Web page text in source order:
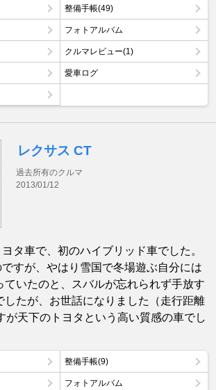
整備手帳(49)
フォトアルバム
クルマレビュー(1)
愛車ログ
レクサス CT
過去所有のクルマ
2013/01/12
タ車で、初のハイブリッド車でした。
すが、やはり雪国で冬場遊ぶ自分には
ていたのと、スバルが忘れられず手放す
したが、お世話になりました（走行距離
が天下のトヨタという高い質感の車でし
整備手帳(9)
フォトアルバム